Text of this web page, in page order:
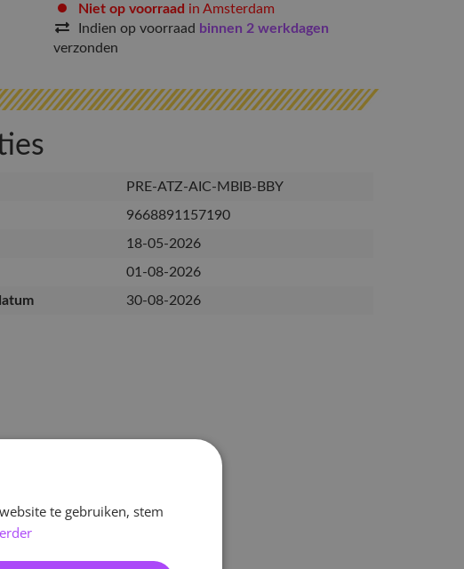
Niet op voorraad in Amsterdam
Indien op voorraad binnen 2 werkdagen
verzonden
PRE-ATZ-AIC-MBIB-BBY
9668891157190
18-05-2026
01-08-2026
30-08-2026
te gebruiken, stem